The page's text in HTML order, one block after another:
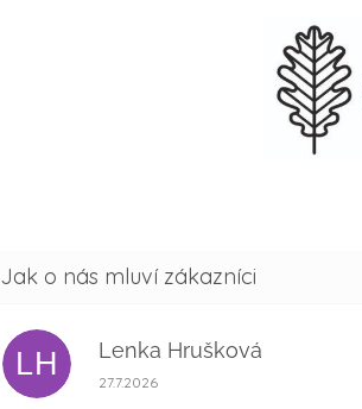
LH Lenka Hrušková
Hodnocení obchodu je 5 z 5
27.7.2026